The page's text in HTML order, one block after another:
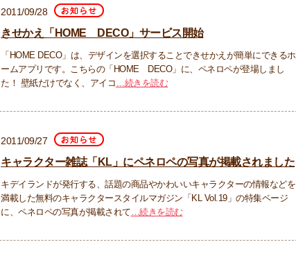
2011/09/28
きせかえ「HOME DECO」サービス開始
「HOME DECO」は、デザインを選択することできせかえが簡単にできるホ
ームアプリです。こちらの「HOME DECO」に、ペネロペが登場しまし
た！ 壁紙だけでなく、アイコ…続きを読む
2011/09/27
キャラクター雑誌「KL」にペネロペの写真が掲載されました
キデイランドが発行する、話題の商品やかわいいキャラクターの情報などを
満載した無料のキャラクタースタイルマガジン「KL Vol.19」の特集ページ
に、ペネロペの写真が掲載されて…続きを読む